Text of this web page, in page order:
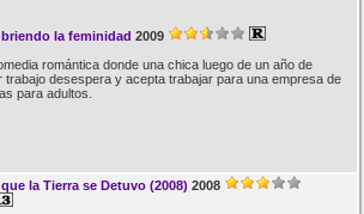
la feminidad 2009
romántica donde una chica luego de un año de
trabajo desespera y acepta trabajar para una empresa de
para adultos.
la Tierra se Detuvo (2008) 2008